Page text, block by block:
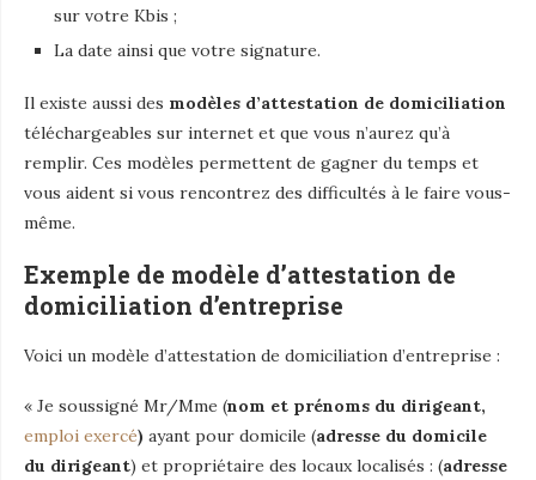
sur votre Kbis ;
La date ainsi que votre signature.
Il existe aussi des modèles d’attestation de domiciliation
téléchargeables sur internet et que vous n’aurez qu’à
remplir. Ces modèles permettent de gagner du temps et
vous aident si vous rencontrez des difficultés à le faire vous-
même.
Exemple de modèle d’attestation de
domiciliation d’entreprise
Voici un modèle d’attestation de domiciliation d’entreprise :
« Je soussigné Mr/Mme (nom et prénoms du dirigeant,
emploi exercé) ayant pour domicile (adresse du domicile
du dirigeant) et propriétaire des locaux localisés : (adresse